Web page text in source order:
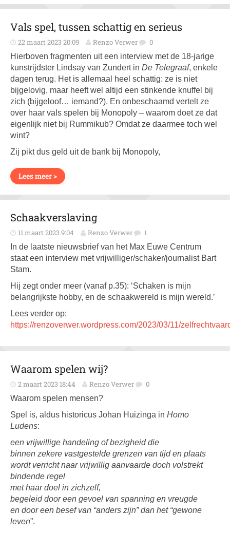
Vals spel, tussen schattig en serieus
22 maart 2023 20:09 Renzo Verwer 0
Hierboven fragmenten uit een interview met de 18-jarige
kunstrijdster Lindsay van Zundert in De Telegraaf, enkele
dagen terug. Het is allemaal heel schattig: ze is niet
bijgelovig, maar heeft wel altijd een stinkende knuffel bij
zich (bijgeloof… iemand?). En onbeschaamd vertelt ze
over haar vals spelen bij Monopoly – waarom doet ze dat
eigenlijk niet bij Rummikub? Omdat ze daarmee toch wel
wint?
Zij pikt dus geld uit de bank bij Monopoly,
Lees meer >
Schaakverslaving
11 maart 2023 9:04 Renzo Verwer 1
In de laatste nieuwsbrief van het Max Euwe Centrum
staat een interview met vrijwilliger/schaker/journalist Bart
Stam.
Hij zegt onder meer (vanaf p.35): ‘Schaken is mijn
belangrijkste hobby, en de schaakwereld is mijn wereld.’
Lees verder op:
https://renzoverwer.wordpress.com/2023/03/11/
Waarom spelen wij?
2 maart 2023 18:44 Renzo Verwer 0
Waarom spelen mensen?
Spel is, aldus historicus Johan Huizinga in Homo
Ludens:
een vrijwillige handeling of bezigheid die
binnen zekere vastgestelde grenzen van tijd en plaats
wordt verricht naar vrijwillig aanvaarde doch volstrekt
bindende regel
met haar doel in zichzelf,
begeleid door een gevoel van spanning en vreugde
en door een besef van “anders zijn” dan het “gewone
leven”.